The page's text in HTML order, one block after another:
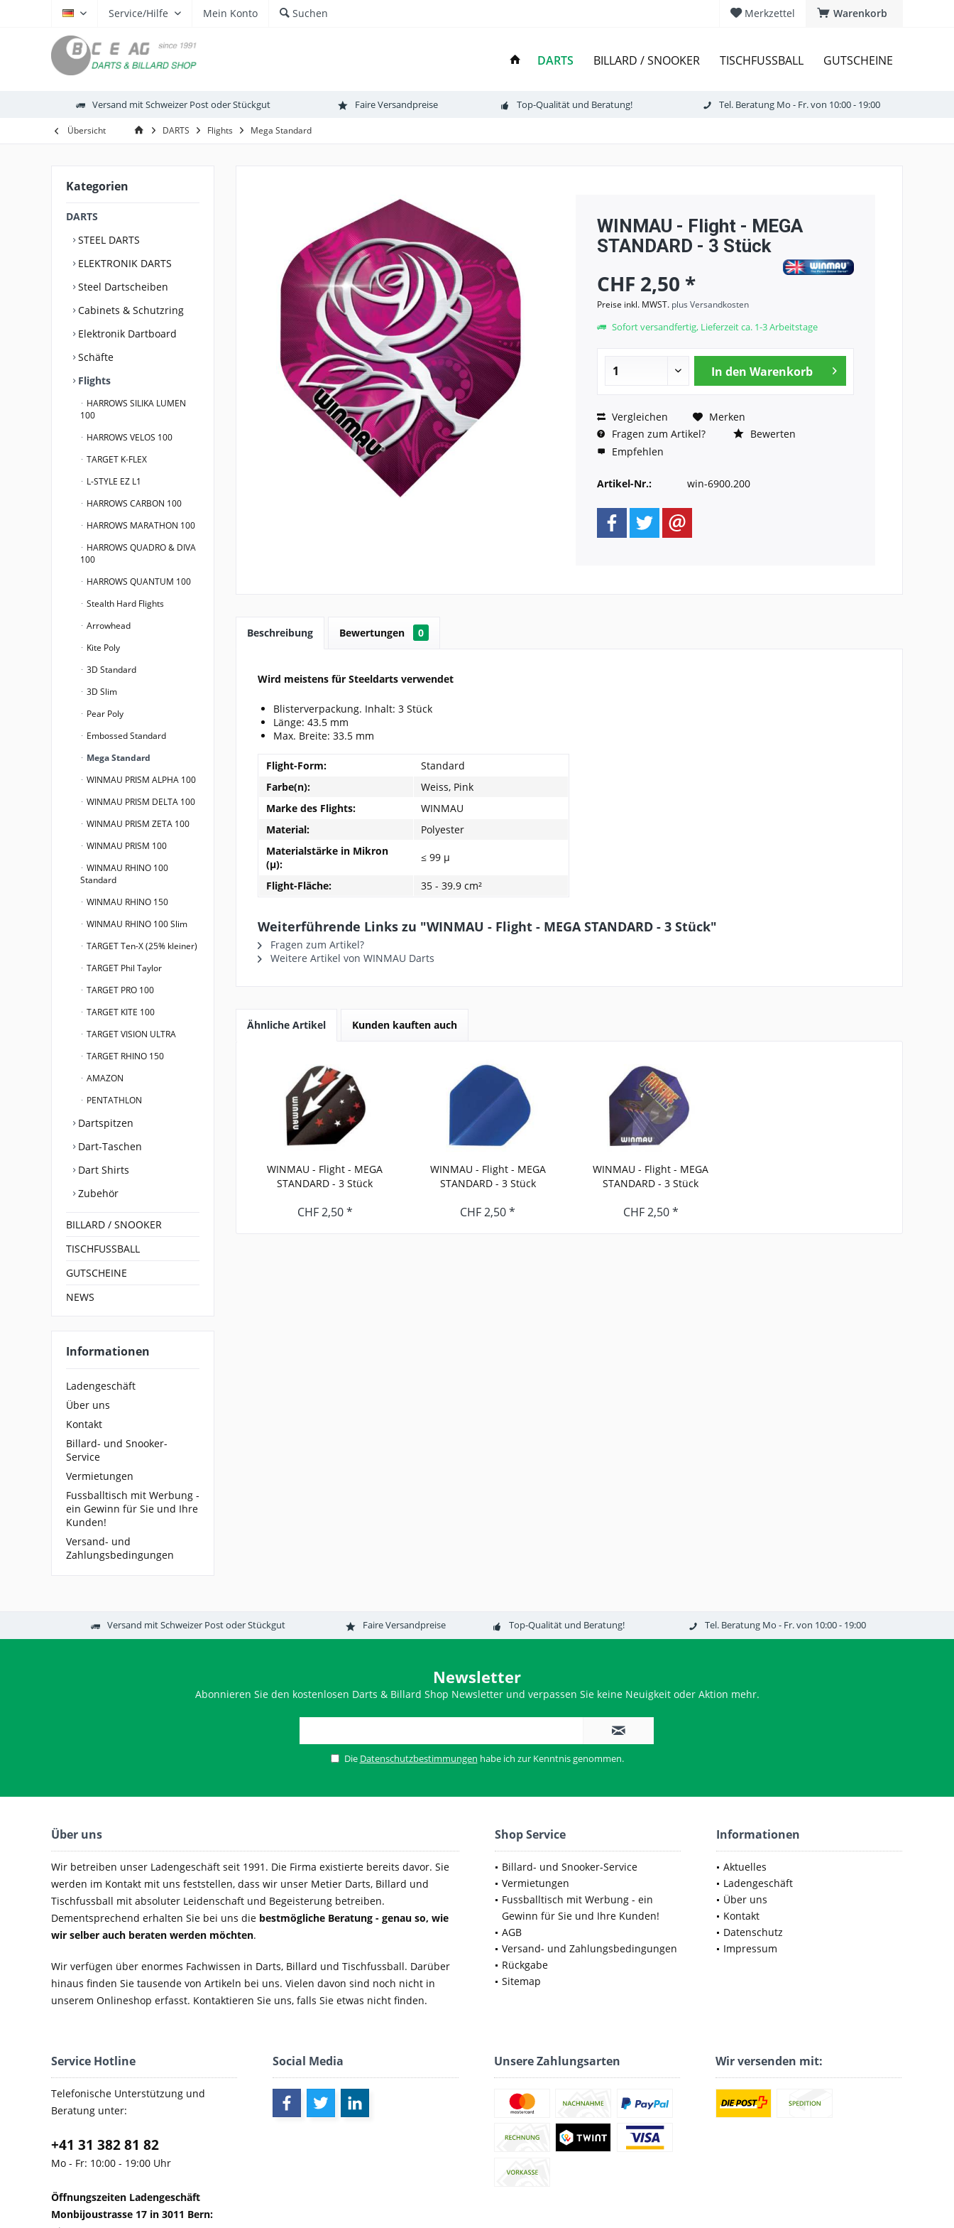
Warenkorb
Merkzettel
Service/Hilfe Mein Konto Suchen
DARTS BILLARD / SNOOKER TISCHFUSSBALL GUTSCHEINE
Versand mit Schweizer Post oder Stückgut Faire Versandpreise Top-Qualität und Beratung! Tel. Beratung Mo - Fr. von 10:00 - 19:00
Übersicht DARTS Flights Mega Standard
Kategorien
DARTS
STEEL DARTS
ELEKTRONIK DARTS
Steel Dartscheiben
Cabinets & Schutzring
Elektronik Dartboard
Schäfte
Flights
HARROWS SILIKA LUMEN
100
HARROWS VELOS 100
TARGET K-FLEX
L-STYLE EZ L1
HARROWS CARBON 100
HARROWS MARATHON 100
HARROWS QUADRO & DIVA
100
HARROWS QUANTUM 100
Stealth Hard Flights
Arrowhead
Kite Poly
3D Standard
3D Slim
Pear Poly
Embossed Standard
Mega Standard
WINMAU PRISM ALPHA 100
WINMAU PRISM DELTA 100
WINMAU PRISM ZETA 100
WINMAU PRISM 100
WINMAU RHINO 100
Standard
WINMAU RHINO 150
WINMAU RHINO 100 Slim
TARGET Ten-X (25% kleiner)
TARGET Phil Taylor
TARGET PRO 100
TARGET KITE 100
TARGET VISION ULTRA
TARGET RHINO 150
AMAZON
PENTATHLON
Dartspitzen
Dart-Taschen
Dart Shirts
Zubehör
BILLARD / SNOOKER
TISCHFUSSBALL
GUTSCHEINE
NEWS
Informationen
Ladengeschäft
Über uns
Kontakt
Billard- und Snooker-
Service
Vermietungen
Fussballtisch mit Werbung -
ein Gewinn für Sie und Ihre
Kunden!
Versand- und
Zahlungsbedingungen
WINMAU - Flight - MEGA
STANDARD - 3 Stück
CHF 2,50 *
Preise inkl. MWST. plus Versandkosten
Sofort versandfertig, Lieferzeit ca. 1-3 Arbeitstage
In den Warenkorb
Vergleichen
Merken
Fragen zum Artikel?
Bewerten
Empfehlen
Artikel-Nr.: win-6900.200
Beschreibung Bewertungen 0
Wird meistens für Steeldarts verwendet
Blisterverpackung. Inhalt: 3 Stück
Länge: 43.5 mm
Max. Breite: 33.5 mm
Flight-Form:
Standard
Farbe(n):
Weiss, Pink
Marke des Flights:
WINMAU
Material:
Polyester
Materialstärke in Mikron
(µ):
≤ 99 µ
Flight-Fläche: 35 - 39.9 cm²
Weiterführende Links zu "WINMAU - Flight - MEGA STANDARD - 3 Stück"
Fragen zum Artikel?
Weitere Artikel von WINMAU Darts
Ähnliche Artikel Kunden kauften auch
WINMAU - Flight - MEGA
STANDARD - 3 Stück
CHF 2,50 *
WINMAU - Flight - MEGA
STANDARD - 3 Stück
CHF 2,50 *
WINMAU - Flight - MEGA
STANDARD - 3 Stück
CHF 2,50 *
Versand mit Schweizer Post oder Stückgut Faire Versandpreise Top-Qualität und Beratung! Tel. Beratung Mo - Fr. von 10:00 - 19:00
Newsletter
Abonnieren Sie den kostenlosen Darts & Billard Shop Newsletter und verpassen Sie keine Neuigkeit oder Aktion mehr.
Die Datenschutzbestimmungen habe ich zur Kenntnis genommen.
Über uns
Wir betreiben unser Ladengeschäft seit 1991. Die Firma existierte bereits davor. Sie
werden im Kontakt mit uns feststellen, dass wir unser Metier Darts, Billard und
Tischfussball mit absoluter Leidenschaft und Begeisterung betreiben.
Dementsprechend erhalten Sie bei uns die bestmögliche Beratung - genau so, wie
wir selber auch beraten werden möchten.
Wir verfügen über enormes Fachwissen in Darts, Billard und Tischfussball. Darüber
hinaus finden Sie tausende von Artikeln bei uns. Vielen davon sind noch nicht in
unserem Onlineshop erfasst. Kontaktieren Sie uns, falls Sie etwas nicht finden.
Shop Service
Billard- und Snooker-Service
Vermietungen
Fussballtisch mit Werbung - ein
Gewinn für Sie und Ihre Kunden!
AGB
Versand- und Zahlungsbedingungen
Rückgabe
Sitemap
Informationen
Aktuelles
Ladengeschäft
Über uns
Kontakt
Datenschutz
Impressum
Service Hotline
Telefonische Unterstützung und
Beratung unter:
+41 31 382 81 82
Mo - Fr: 10:00 - 19:00 Uhr
Öffnungszeiten Ladengeschäft
Monbijoustrasse 17 in 3011 Bern:
Social Media Unsere Zahlungsarten Wir versenden mit: